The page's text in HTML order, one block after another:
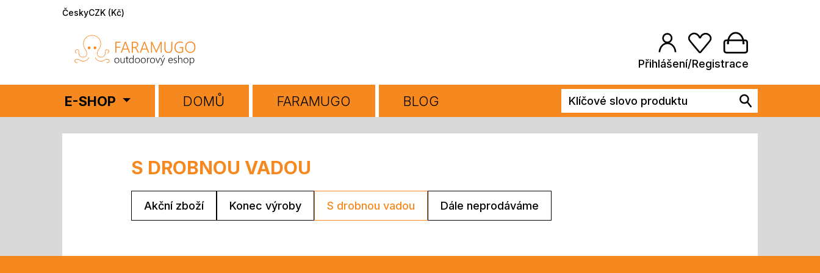
ČeskyCZK (Kč)
Přihlášení/Registrace
E-SHOP DOMŮ FARAMUGO BLOG
S DROBNOU VADOU
Akční zboží Konec výroby S drobnou vadou Dále neprodáváme